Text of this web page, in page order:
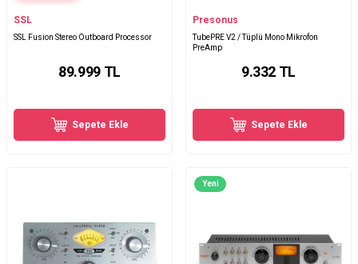
SSL
SSL Fusion Stereo Outboard Processor
89.999TL
Sepete Ekle
Presonus
TubePRE V2 / Tüplü Mono Mikrofon
PreAmp
9.332 TL
Sepete Ekle
Yeni